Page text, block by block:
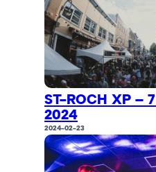
ST-ROCH XP –
2024
2024-02-23